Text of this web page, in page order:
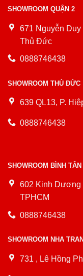
SHOWROOM QUẬN 2
671 Nguyễn
Thủ Đức
0888746438
SHOWROOM THỦ ĐỨC
639 QL13, P.
0888746438
SHOWROOM BÌNH TÂN
602 Kinh Dương
TPHCM
0888746438
SHOWROOM NHA
731 , Lê Hồng